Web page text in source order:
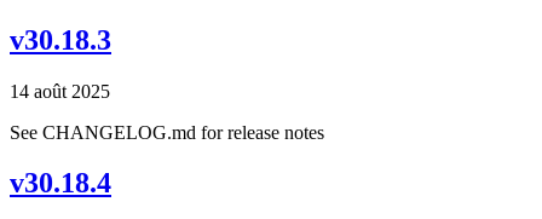
v30.18.3
14 août 2025
See CHANGELOG.md for release notes
v30.18.4